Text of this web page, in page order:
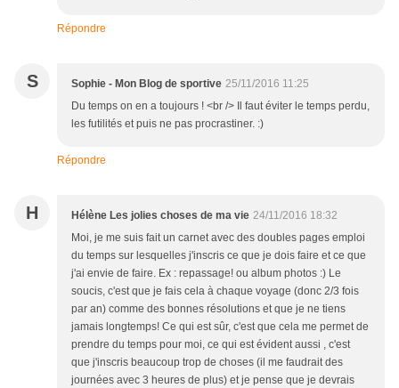
Répondre
S Sophie - Mon Blog de sportive 25/11/2016 11:25
Du temps on en a toujours ! <br /> Il faut éviter le temps perdu,
les futilités et puis ne pas procrastiner. :)
Répondre
H Hélène Les jolies choses de ma vie 24/11/2016 18:32
Moi, je me suis fait un carnet avec des doubles pages emploi
du temps sur lesquelles j'inscris ce que je dois faire et ce que
j'ai envie de faire. Ex : repassage! ou album photos :) Le
soucis, c'est que je fais cela à chaque voyage (donc 2/3 fois
par an) comme des bonnes résolutions et que je ne tiens
jamais longtemps! Ce qui est sûr, c'est que cela me permet de
prendre du temps pour moi, ce qui est évident aussi , c'est
que j'inscris beaucoup trop de choses (il me faudrait des
journées avec 3 heures de plus) et je pense que je devrais